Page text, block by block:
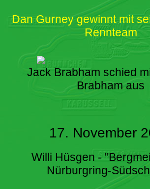
Dan Gurney gewinnt mit
Rennteam
Jack Brabham schied
Brabham aus
17. November
Willi Hüsgen -
Nürburgring-